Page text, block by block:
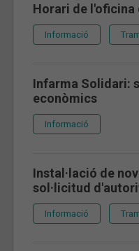
Horari de
Informació
Infarma Solidari:
econòmics
Informació
Instal·lació de
sol·licitud
Informació